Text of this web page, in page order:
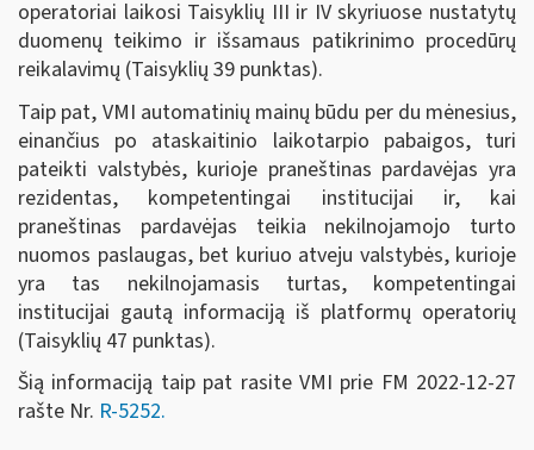
operatoriai laikosi Taisyklių III ir IV skyriuose nustatytų
duomenų teikimo ir išsamaus patikrinimo procedūrų
reikalavimų (Taisyklių 39 punktas).
Taip pat, VMI automatinių mainų būdu per du mėnesius,
einančius po ataskaitinio laikotarpio pabaigos, turi
pateikti valstybės, kurioje praneštinas pardavėjas yra
rezidentas, kompetentingai institucijai ir, kai
praneštinas pardavėjas teikia nekilnojamojo turto
nuomos paslaugas, bet kuriuo atveju valstybės, kurioje
yra tas nekilnojamasis turtas, kompetentingai
institucijai gautą informaciją iš platformų operatorių
(Taisyklių 47 punktas).
Šią informaciją taip pat rasite VMI prie FM 2022-12-27
rašte Nr. R-5252.